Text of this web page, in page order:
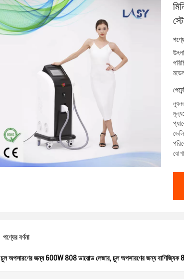
পণ্যের বর্ণনা
চুল অপসারণের জন্য 600W 808 ডায়োড লেজার,চুল অপসারণের জন্য বাণিজ্যিক